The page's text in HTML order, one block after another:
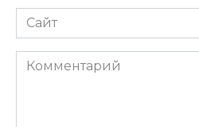
Сайт
Комментарий